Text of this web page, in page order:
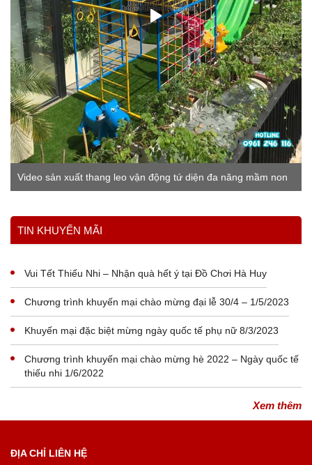
Video sản xuất thang leo vận động tứ diện đa năng mầm non
Xem thêm
TIN KHUYẾN MÃI
Vui Tết Thiếu Nhi – Nhận quà hết ý tại Đồ Chơi Hà Huy
Chương trình khuyến mại chào mừng đại lễ 30/4 – 1/5/2023
Khuyến mại đặc biệt mừng ngày quốc tế phụ nữ 8/3/2023
Chương trình khuyến mại chào mừng hè 2022 – Ngày quốc tế
thiếu nhi 1/6/2022
Xem thêm
ĐỊA CHỈ LIÊN HỆ